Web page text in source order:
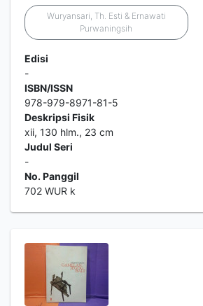
Wuryansari, Th. Esti & Ernawati
Purwaningsih
Edisi
-
ISBN/ISSN
978-979-8971-81-5
Deskripsi Fisik
xii, 130 hlm., 23 cm
Judul Seri
-
No. Panggil
702 WUR k